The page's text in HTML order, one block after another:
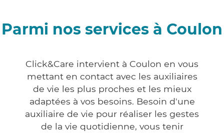
Parmi nos services à Coulon
Click&Care intervient à Coulon en vous
mettant en contact avec les auxiliaires
de vie les plus proches et les mieux
adaptées à vos besoins. Besoin d'une
auxiliaire de vie pour réaliser les gestes
de la vie quotidienne, vous tenir